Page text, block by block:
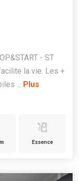
- ST
la vie. Les +
... Plus
Essence